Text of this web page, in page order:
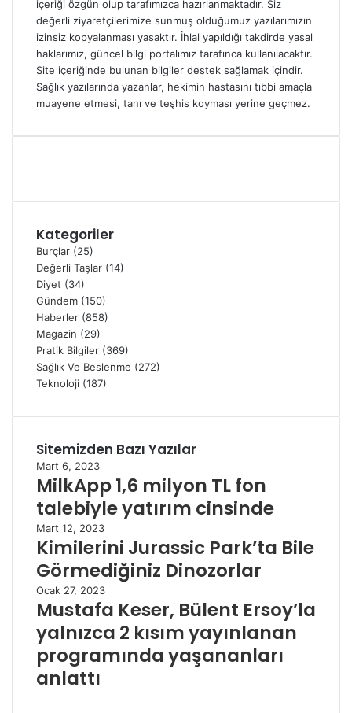
içeriği özgün olup tarafımızca hazırlanmaktadır. Siz
değerli ziyaretçilerimize sunmuş olduğumuz yazılarımızın
izinsiz kopyalanması yasaktır. İhlal yapıldığı takdirde yasal
haklarımız, güncel bilgi portalımız tarafınca kullanılacaktır.
Site içeriğinde bulunan bilgiler destek sağlamak içindir.
Sağlık yazılarında yazanlar, hekimin hastasını tıbbi amaçla
muayene etmesi, tanı ve teşhis koyması yerine geçmez.
Kategoriler
Burçlar (25)
Değerli Taşlar (14)
Diyet (34)
Gündem (150)
Haberler (858)
Magazin (29)
Pratik Bilgiler (369)
Sağlık Ve Beslenme (272)
Teknoloji (187)
Sitemizden Bazı Yazılar
Mart 6, 2023
MilkApp 1,6 milyon TL fon
talebiyle yatırım cinsinde
Mart 12, 2023
Kimilerini Jurassic Park’ta Bile
Görmediğiniz Dinozorlar
Ocak 27, 2023
Mustafa Keser, Bülent Ersoy’la
yalnızca 2 kısım yayınlanan
programında yaşananları
anlattı